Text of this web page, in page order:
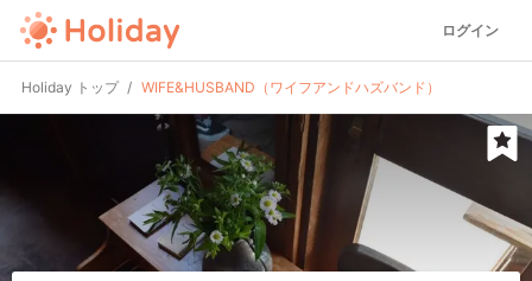
ログイン
Holiday トップ WIFE&HUSBAND（ワイフアンドハズバンド）